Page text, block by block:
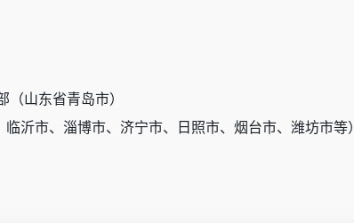
山东省青岛市）
沂市、淄博市、济宁市、日照市、烟台市、潍坊市等）